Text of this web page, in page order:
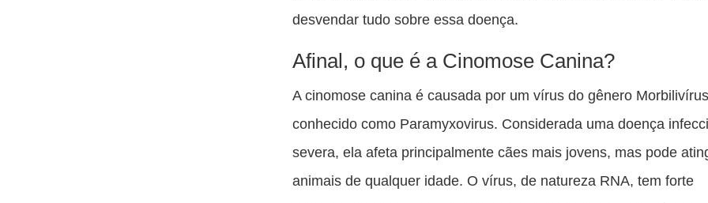
desvendar tudo sobre essa doença.
Afinal, o que é a Cinomose Canina?
A cinomose canina é causada por um vírus do gênero
conhecido como Paramyxovirus. Considerada uma doença
severa, ela afeta principalmente cães mais jovens, mas pode
animais de qualquer idade. O vírus, de natureza RNA, tem forte